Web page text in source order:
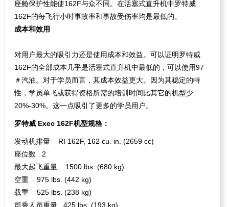
座舱保护性能使162F与众不同。在活塞式直升机中罗特威
162F的每飞行小时事故率和事故受伤率均是最低的。
成本和效用
对用户最大的吸引力还是使用成本和效益。可以证明罗特威
162F的全部成本几乎是活塞式直升机中最低的，可以使用97
＃汽油。对于学员而言，其成本效益更大。因为其稳定的特
性，学员单飞或获得资格所需的培训时间比其它的机型少
20%-30%。这一点吸引了更多的学员用户。
罗特威 Exec 162F机型规格：
发动机排量 RI 162F, 162 cu. in. (2659 cc)
座位数 2
最大起飞重量 1500 lbs. (680 kg)
空重 975 lbs. (442 kg)
载重 525 lbs. (238 kg)
司乘人员重量 425 lbs. (193 kg)